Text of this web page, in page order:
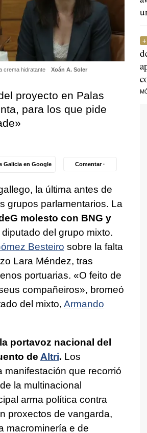
crema hidratante Xoán A. Soler
proyecto en Palas
para los que pide
Galicia en Google Comentar ·
la última antes de
grupos parlamentarios. La
molesto con BNG y
del grupo mixto.
Besteiro sobre la falta
Lara Méndez, tras
portuarias. «O feito de
compañeiros», bromeó
del mixto, Armando
portavoz nacional del
de Altri. Los
manifestación que recorrió
la multinacional
arma política contra
proxectos de vangarda,
macrominería e de